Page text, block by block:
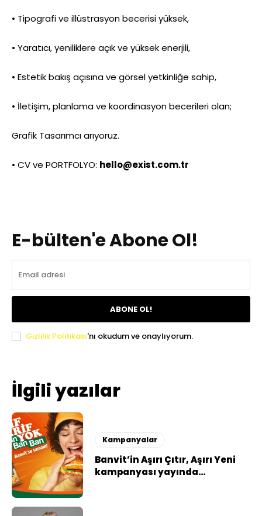
• Tipografi ve illüstrasyon becerisi yüksek,
• Yaratıcı, yeniliklere açık ve yüksek enerjili,
• Estetik bakış açısına ve görsel yetkinliğe sahip,
• İletişim, planlama ve koordinasyon becerileri olan;
Grafik Tasarımcı arıyoruz.
• CV ve PORTFOLYO: hello@exist.com.tr
E-bülten'e Abone Ol!
ABONE OL!
Gizlilik Politikası'nı okudum ve onaylıyorum.
İlgili yazılar
Kampanyalar
Banvit’in Aşırı Çıtır, Aşırı Yeni
kampanyası yayında…